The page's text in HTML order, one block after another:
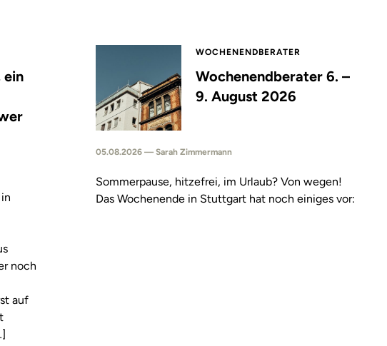
ein
noch
auf
WOCHENENDBERATER
Wochenendberater 6. –
9. August 2026
05.08.2026 — Sarah Zimmermann
Sommerpause, hitzefrei, im Urlaub? Von wegen!
Das Wochenende in Stuttgart hat noch einiges vor: